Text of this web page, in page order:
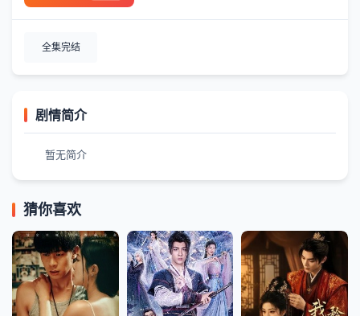
全集完结
剧情简介
暂无简介
猜你喜欢